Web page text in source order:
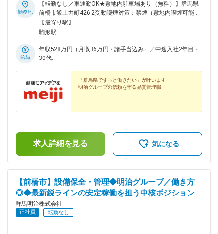
勤務地
【転勤なし／車通勤OK★敷地内駐車場あり（無料）】群馬県
前橋市飯土井町426-2受動喫煙対策：禁煙（敷地内喫煙可能場
所あり）
【最寄り駅】
駒形駅
給与
年収528万円（月収36万円・諸手当込み）／中途入社2年目・
30代
「群馬県でずっと働きたい」が叶います
明治グループの信頼を守る品質管理職
求人詳細を見る 気になる
【前橋市】設備保全・管理◆明治グループ／働き方
◎◆最新鋭ラインの安定稼働を担う中核ポジション
群馬明治株式会社
正社員 転勤なし